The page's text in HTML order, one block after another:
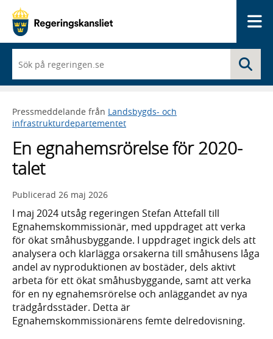
du
börjar
skriva
framträder
en
med
sökförslag
Pressmeddelande från Landsbygds- och
infrastrukturdepartementet
En egnahemsrörelse för 2020-
talet
Publicerad 26 maj 2026
I maj 2024 utsåg regeringen Stefan Attefall till
Egnahemskommissionär, med uppdraget att verka
för ökat småhusbyggande. I uppdraget ingick dels att
analysera och klarlägga orsakerna till småhusens låga
andel av nyproduktionen av bostäder, dels aktivt
arbeta för ett ökat småhusbyggande, samt att verka
för en ny egnahemsrörelse och anläggandet av nya
trädgårdsstäder. Detta är
Egnahemskommissionärens femte delredovisning.